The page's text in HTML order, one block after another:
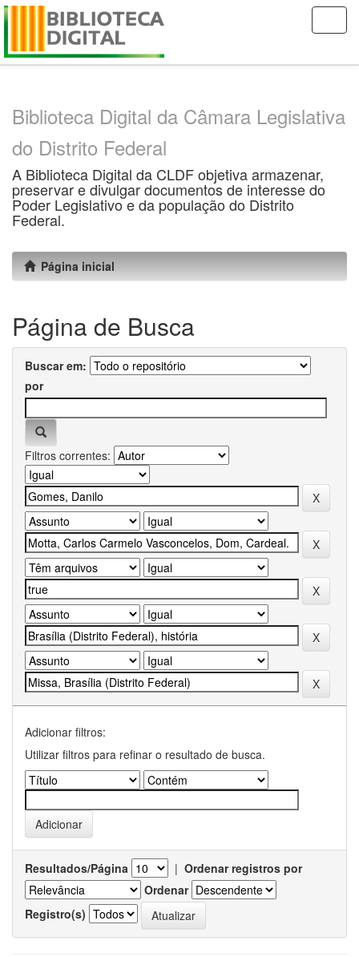
Skip
Biblioteca Digital da Câmara Legislativa
do Distrito Federal
A Biblioteca Digital da CLDF objetiva armazenar,
preservar e divulgar documentos de interesse do
Poder Legislativo e da população do Distrito
Federal.
Página inicial
Página de Busca
Buscar em:
por
Filtros correntes:
Adicionar filtros:
Utilizar filtros para refinar o resultado de busca.
Resultados/Página | Ordenar registros por
Ordenar
Registro(s)